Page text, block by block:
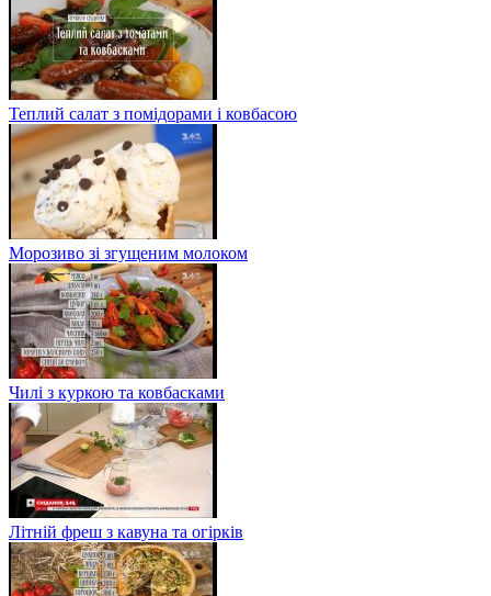
Теплий салат з помідорами і ковбасою
Морозиво зі згущеним молоком
Чилі з куркою та ковбасками
Літній фреш з кавуна та огірків